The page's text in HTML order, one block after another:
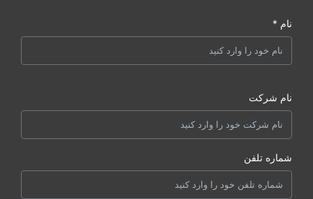
نام *
نام شرکت
شماره تلفن